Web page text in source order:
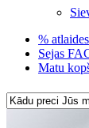
% atlaides
Sejas
Matu